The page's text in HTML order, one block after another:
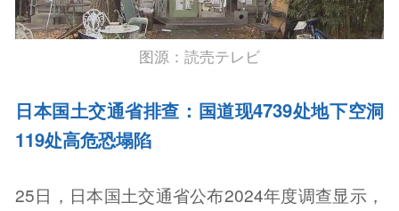
图源：読売テレビ
日本国土交通省排查：国道现4739处地下空洞
119处高危恐塌陷
25日，日本国土交通省公布2024年度调查显示，